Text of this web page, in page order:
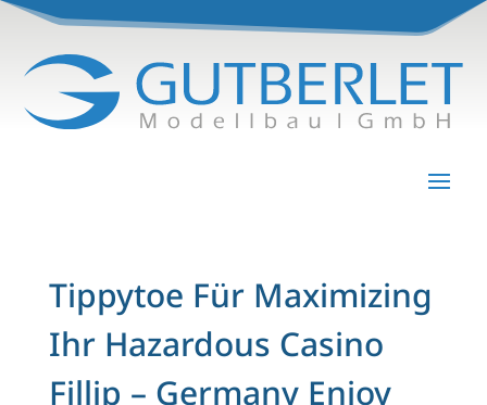
Tippytoe Für Maximizing
Ihr Hazardous Casino
Fillip – Germany Enjoy